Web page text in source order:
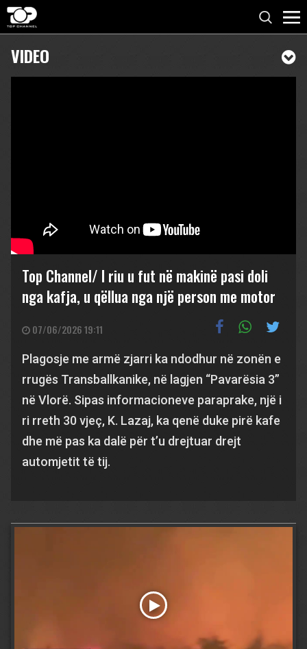
VIDEO
Top Channel/ I riu u fut në makinë pasi doli
nga kafja, u qëllua nga një person me motor
07/06/2026 19:11
Plagosje me armë zjarri ka ndodhur në zonën e
rrugës Transballkanike, në lagjen “Pavarësia 3”
në Vlorë. Sipas informacioneve paraprake, një i
ri rreth 30 vjeç, K. Lazaj, ka qenë duke pirë kafe
dhe më pas ka dalë për t’u drejtuar drejt
automjetit të tij.